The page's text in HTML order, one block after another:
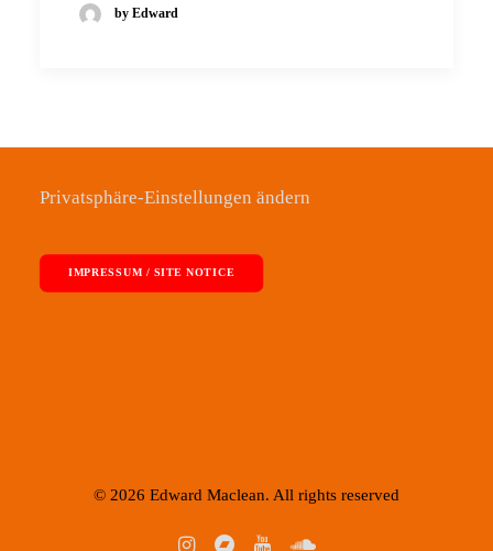
by Edward
Privatsphäre-Einstellungen ändern
IMPRESSUM / SITE NOTICE
© 2026 Edward Maclean. All rights reserved